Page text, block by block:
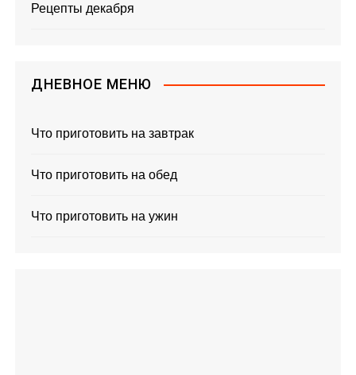
Рецепты декабря
ДНЕВНОЕ МЕНЮ
Что приготовить на завтрак
Что приготовить на обед
Что приготовить на ужин